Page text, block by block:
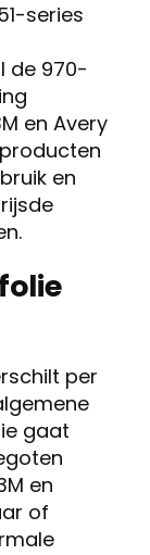
series
de 970-
en Avery
en
per
gaat
en
of